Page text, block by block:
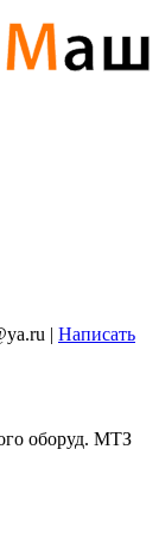
| Написать
оборуд. МТЗ